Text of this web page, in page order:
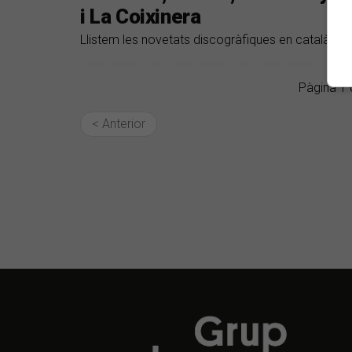
i La Coixinera
Llistem les novetats discogràfiques en català
Pàgina 1
< Anterior